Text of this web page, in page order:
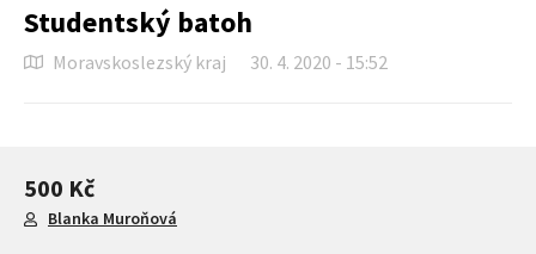
Studentský batoh
Moravskoslezský kraj 30. 4. 2020 - 15:52
500 Kč
Blanka Muroňová